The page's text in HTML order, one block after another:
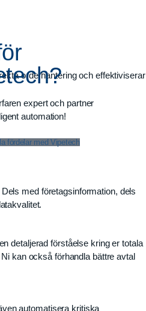
expert och partner
automation!
fördelar med Vipetech
orderhantering och effektiviserar
med företagsinformation, dels
detaljerad förståelse kring er totala
kan också förhandla bättre avtal
automatisera kritiska